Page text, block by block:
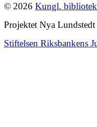
© 2026 Kungl.
Projektet Nya Lundstedt
Stiftelsen Riksbankens